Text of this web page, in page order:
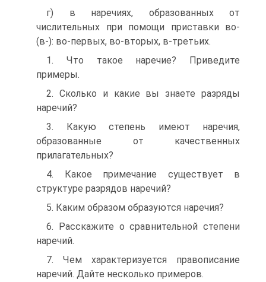
г) в наречиях, образованных от
числительных при помощи приставки во-
(в-): во-первых, во-вторых, в-третьих.
1. Что такое наречие? Приведите
примеры.
2. Сколько и какие вы знаете разряды
наречий?
3. Какую степень имеют наречия,
образованные от качественных
прилагательных?
4. Какое примечание существует в
структуре разрядов наречий?
5. Каким образом образуются наречия?
6. Расскажите о сравнительной степени
наречий.
7. Чем характеризуется правописание
наречий. Дайте несколько примеров.